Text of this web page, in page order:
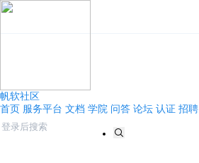
帆软社区
首页 服务平台 文档 学院 问答 论坛 认证 招聘